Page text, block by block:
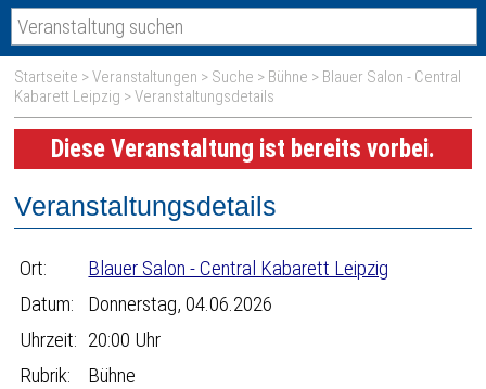
Startseite >Veranstaltungen > Suche > Bühne > Blauer Salon - Central
Kabarett Leipzig > Veranstaltungsdetails
Diese Veranstaltung ist bereits vorbei.
Veranstaltungsdetails
Ort:
Blauer Salon - Central Kabarett Leipzig
Datum:
Donnerstag, 04.06.2026
Uhrzeit: 20:00 Uhr
Rubrik:
Bühne